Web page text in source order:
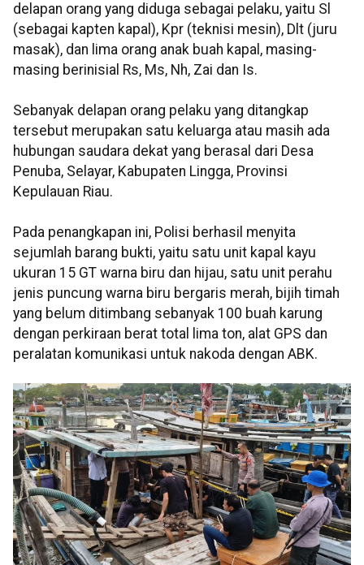
delapan orang yang diduga sebagai pelaku, yaitu Sl
(sebagai kapten kapal), Kpr (teknisi mesin), Dlt (juru
masak), dan lima orang anak buah kapal, masing-
masing berinisial Rs, Ms, Nh, Zai dan Is.
Sebanyak delapan orang pelaku yang ditangkap
tersebut merupakan satu keluarga atau masih ada
hubungan saudara dekat yang berasal dari Desa
Penuba, Selayar, Kabupaten Lingga, Provinsi
Kepulauan Riau.
Pada penangkapan ini, Polisi berhasil menyita
sejumlah barang bukti, yaitu satu unit kapal kayu
ukuran 15 GT warna biru dan hijau, satu unit perahu
jenis puncung warna biru bergaris merah, bijih timah
yang belum ditimbang sebanyak 100 buah karung
dengan perkiraan berat total lima ton, alat GPS dan
peralatan komunikasi untuk nakoda dengan ABK.